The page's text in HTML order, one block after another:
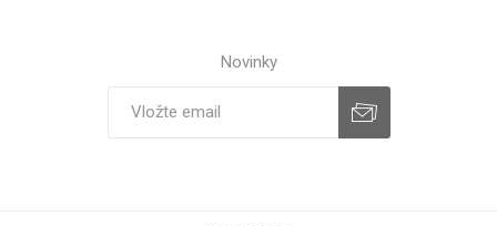
Novinky